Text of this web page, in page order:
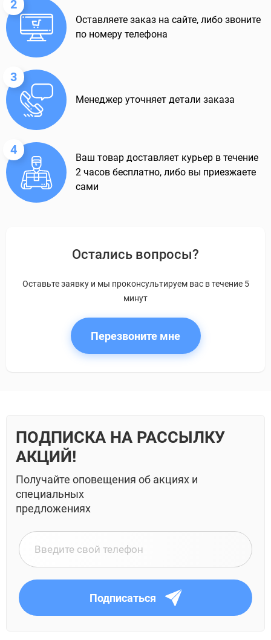
2
Оставляете заказ на сайте, либо звоните
по номеру телефона
3
Менеджер уточняет детали заказа
4
Ваш товар доставляет курьер в течение
2 часов бесплатно, либо вы приезжаете
сами
Остались вопросы?
Оставьте заявку и мы проконсультируем вас в течение 5
минут
Перезвоните мне
ПОДПИСКА НА РАССЫЛКУ
АКЦИЙ!
Получайте оповещения об акциях и
специальных
предложениях
Подписаться